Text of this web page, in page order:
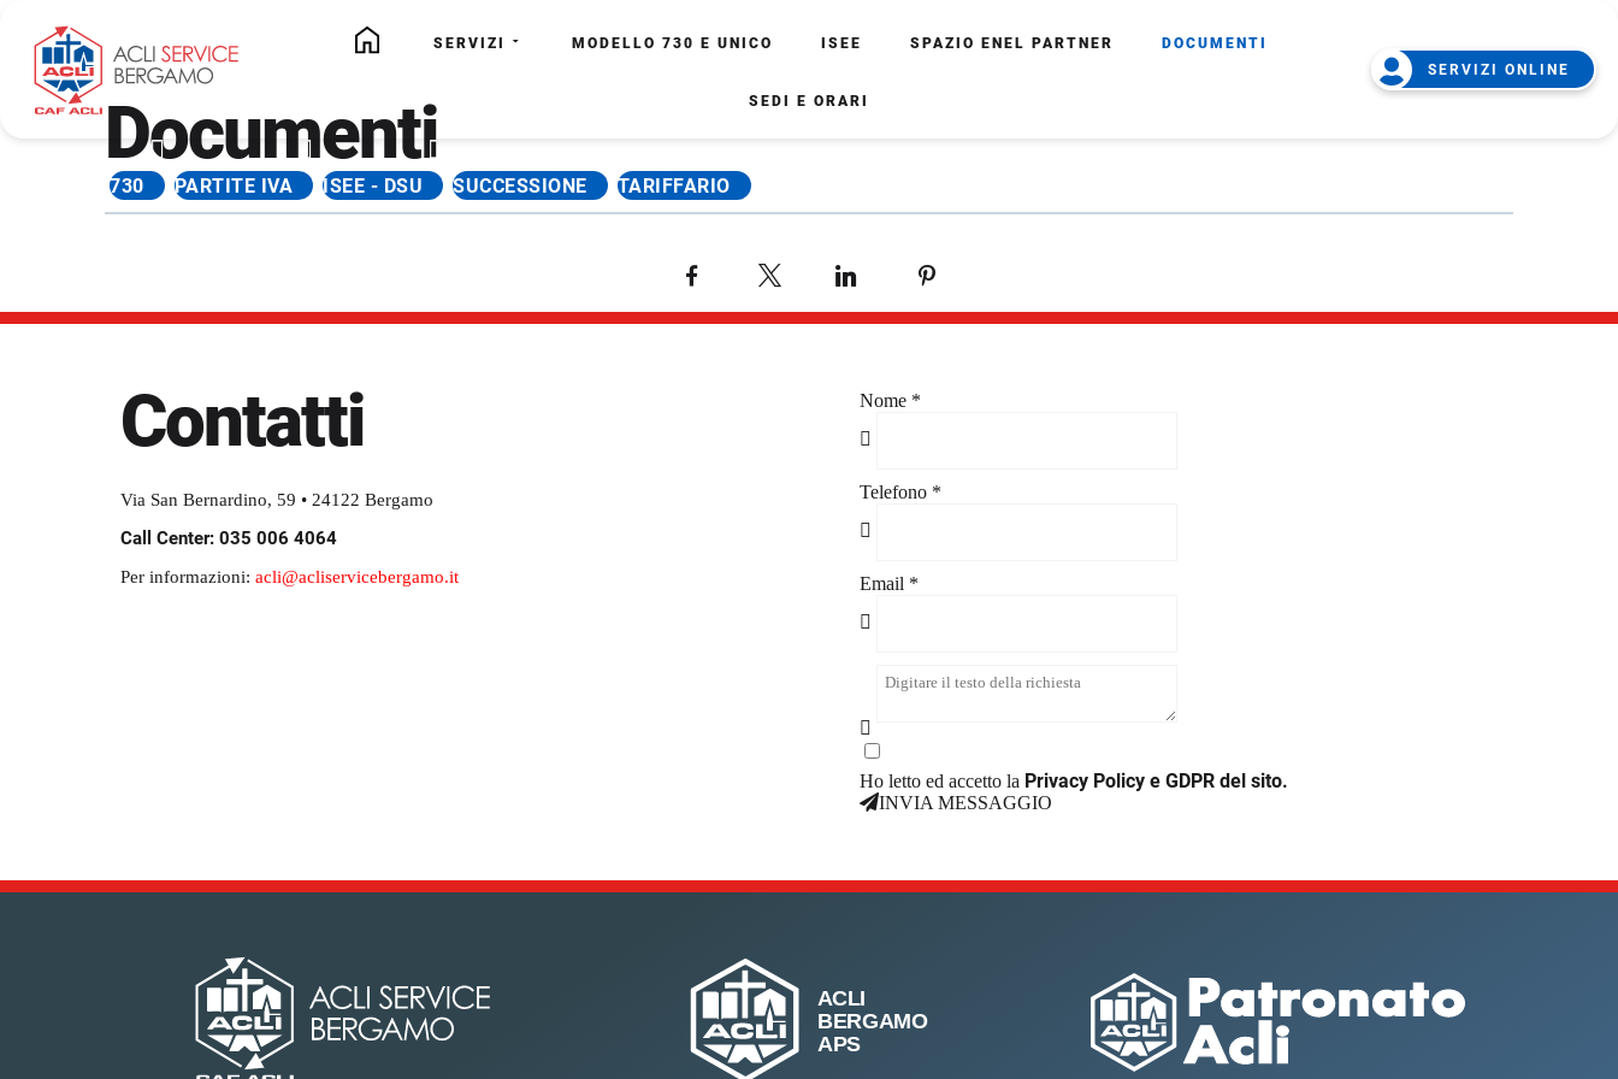
SERVIZI MODELLO 730 E UNICO ISEE SPAZIO ENEL PARTNER DOCUMENTI
SEDI E ORARI
SERVIZI ONLINE
Documenti
730 PARTITE IVA ISEE - DSU SUCCESSIONE TARIFFARIO
Facebook LinkedIn
Contatti
Via San Bernardino, 59 • 24122 Bergamo
Call Center: 035 006 4064
Per informazioni: acli@acliservicebergamo.it
Nome *
Telefono *
Email *
Ho letto ed accetto la Privacy Policy e GDPR del sito.
INVIA MESSAGGIO